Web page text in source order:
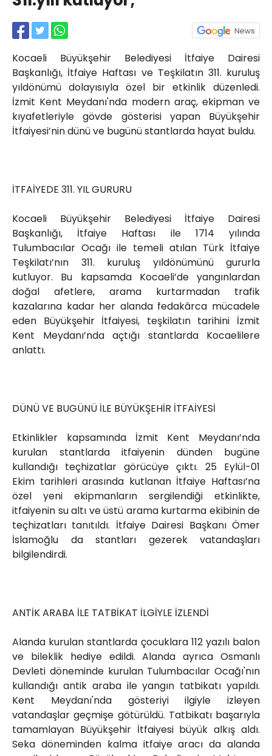
Kocaeli Büyükşehir Belediyesi İtfaiye Dairesi
Başkanlığı, İtfaiye Haftası ve Teşkilatın 311. kuruluş
yıldönümü dolayısıyla özel bir etkinlik düzenledi.
İzmit Kent Meydanı'nda modern araç, ekipman ve
kıyafetleriyle gövde gösterisi yapan Büyükşehir
İtfaiyesi’nin dünü ve bugünü stantlarda hayat buldu.
İTFAİYEDE 311. YIL GURURU
Kocaeli Büyükşehir Belediyesi İtfaiye Dairesi
Başkanlığı, İtfaiye Haftası ile 1714 yılında
Tulumbacılar Ocağı ile temeli atılan Türk İtfaiye
Teşkilatı’nın 311. kuruluş yıldönümünü gururla
kutluyor. Bu kapsamda Kocaeli’de yangınlardan
doğal afetlere, arama kurtarmadan trafik
kazalarına kadar her alanda fedakârca mücadele
eden Büyükşehir İtfaiyesi, teşkilatın tarihini İzmit
Kent Meydanı’nda açtığı stantlarda Kocaelilere
anlattı.
DÜNÜ VE BUGÜNÜ İLE BÜYÜKŞEHİR İTFAİYESİ
Etkinlikler kapsamında İzmit Kent Meydanı’nda
kurulan stantlarda itfaiyenin dünden bugüne
kullandığı teçhizatlar görücüye çıktı. 25 Eylül-01
Ekim tarihleri arasında kutlanan İtfaiye Haftası’na
özel yeni ekipmanların sergilendiği etkinlikte,
itfaiyenin su altı ve üstü arama kurtarma ekibinin de
teçhizatları tanıtıldı. İtfaiye Dairesi Başkanı Ömer
İslamoğlu da stantları gezerek vatandaşları
bilgilendirdi.
ANTİK ARABA İLE TATBİKAT İLGİYLE İZLENDİ
Alanda kurulan stantlarda çocuklara 112 yazılı balon
ve bileklik hediye edildi. Alanda ayrıca Osmanlı
Devleti döneminde kurulan Tulumbacılar Ocağı'nın
kullandığı antik araba ile yangın tatbikatı yapıldı.
Kent Meydanı'nda gösteriyi ilgiyle izleyen
vatandaşlar geçmişe götürüldü. Tatbikatı başarıyla
tamamlayan Büyükşehir İtfaiyesi büyük alkış aldı.
Seka döneminden kalma itfaiye aracı da alanda
Yahya Kaptan Mahallesi
Akkavaklar Caddesi No:17/4 İzmit-
kocaelisokak@gmail.com